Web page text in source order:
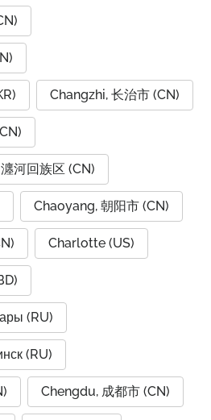
Changzhi, 长治市 (CN)
河回族区 (CN)
Chaoyang, 朝阳市 (CN)
Charlotte (US)
(RU)
(RU)
Chengdu, 成都市 (CN)